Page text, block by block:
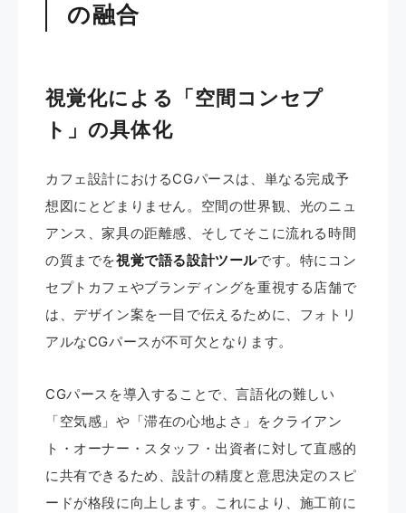
の融合
視覚化による「空間コンセプ
ト」の具体化
カフェ設計におけるCGパースは、単なる完成予
想図にとどまりません。空間の世界観、光のニュ
アンス、家具の距離感、そしてそこに流れる時間
の質までを視覚で語る設計ツールです。特にコン
セプトカフェやブランディングを重視する店舗で
は、デザイン案を一目で伝えるために、フォトリ
アルなCGパースが不可欠となります。
CGパースを導入することで、言語化の難しい
「空気感」や「滞在の心地よさ」をクライアン
ト・オーナー・スタッフ・出資者に対して直感的
に共有できるため、設計の精度と意思決定のスピ
ードが格段に向上します。これにより、施工前に